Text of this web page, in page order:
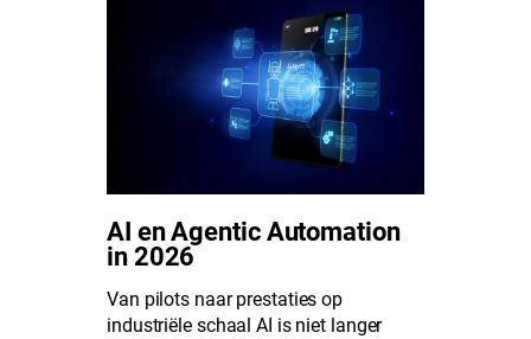
AI en Agentic Automation
in 2026
Van pilots naar prestaties op
industriële schaal AI is niet langer